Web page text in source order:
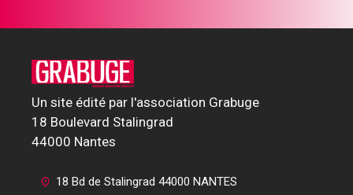
Un site édité par l'association Grabuge
18 Boulevard Stalingrad
44000 Nantes
18 Bd de Stalingrad 44000 NANTES